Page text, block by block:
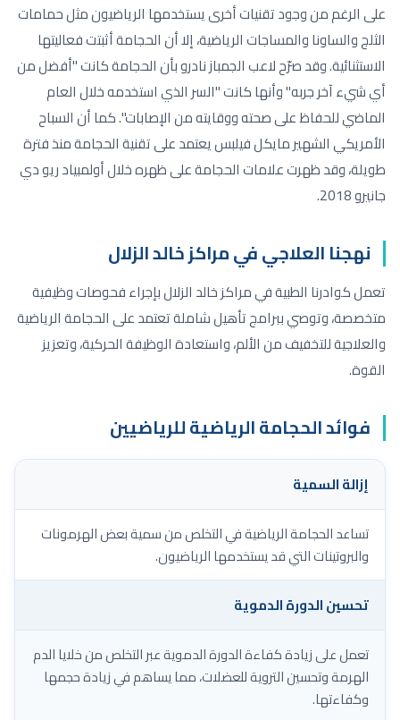
على الرغم من وجود تقنيات أخرى يستخدمها الرياضيون مثل حمامات
الثلج والساونا والمساجات الرياضية، إلا أن الحجامة أثبتت فعاليتها
الاستثنائية. وقد صرّح لاعب الجمباز نادرو بأن الحجامة كانت "أفضل من
أي شيء آخر جربه" وأنها كانت "السر الذي استخدمه خلال العام
الماضي للحفاظ على صحته ووقايته من الإصابات". كما أن السباح
الأمريكي الشهير مايكل فيلبس يعتمد على تقنية الحجامة منذ فترة
طويلة، وقد ظهرت علامات الحجامة على ظهره خلال أولمبياد ريو دي
جانيرو 2018.
نهجنا العلاجي في مراكز خالد الزلال
تعمل كوادرنا الطبية في مراكز خالد الزلال بإجراء فحوصات وظيفية
متخصصة، وتوصي ببرامج تأهيل شاملة تعتمد على الحجامة الرياضية
والعلاجية للتخفيف من الألم، واستعادة الوظيفة الحركية، وتعزيز
القوة.
فوائد الحجامة الرياضية للرياضيين
إزالة السمية
تساعد الحجامة الرياضية في التخلص من سمية بعض الهرمونات
والبروتينات التي قد يستخدمها الرياضيون.
تحسين الدورة الدموية
تعمل على زيادة كفاءة الدورة الدموية عبر التخلص من خلايا الدم
الهرمة وتحسين التروية للعضلات، مما يساهم في زيادة حجمها
وكفاءتها.